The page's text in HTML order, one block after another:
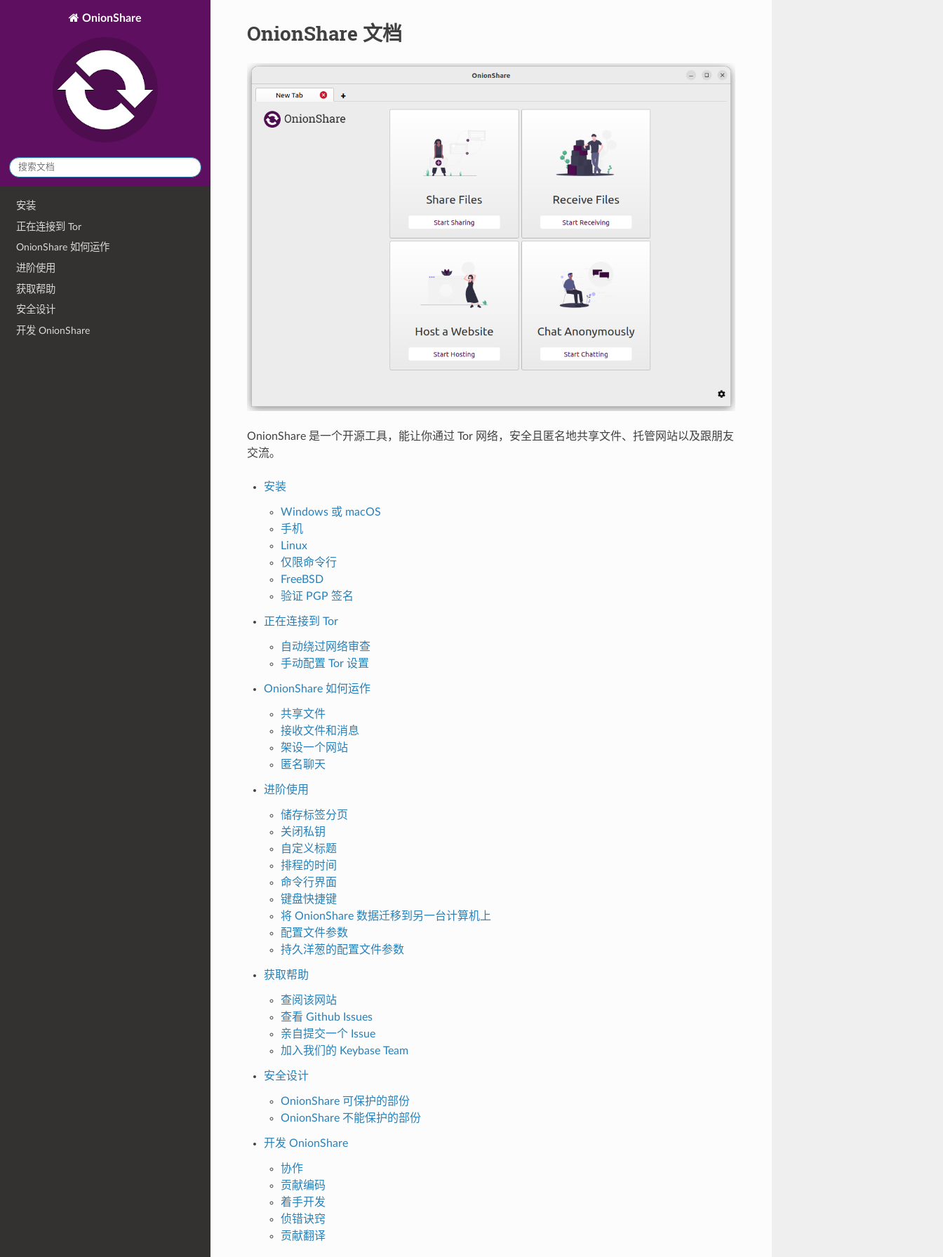
OnionShare
安装
正在连接到 Tor
OnionShare 如何运作
进阶使用
获取帮助
安全设计
开发 OnionShare
OnionShare 文档
OnionShare 是一个开源工具，能让你通过 Tor 网络，安全且匿名地共享文件、托管网站以及跟朋友
交流。
安装
Windows 或 macOS
手机
Linux
仅限命令行
FreeBSD
验证 PGP 签名
正在连接到 Tor
自动绕过网络审查
手动配置 Tor 设置
OnionShare 如何运作
共享文件
接收文件和消息
架设一个网站
匿名聊天
进阶使用
储存标签分页
关闭私钥
自定义标题
排程的时间
命令行界面
键盘快捷键
将 OnionShare 数据迁移到另一台计算机上
配置文件参数
持久洋葱的配置文件参数
获取帮助
查阅该网站
查看 Github Issues
亲自提交一个 Issue
加入我们的 Keybase Team
安全设计
OnionShare 可保护的部份
OnionShare 不能保护的部份
开发 OnionShare
协作
贡献编码
着手开发
侦错诀窍
贡献翻译